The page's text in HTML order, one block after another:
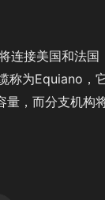
连接美国和法
为Equiano，
，而分支机构